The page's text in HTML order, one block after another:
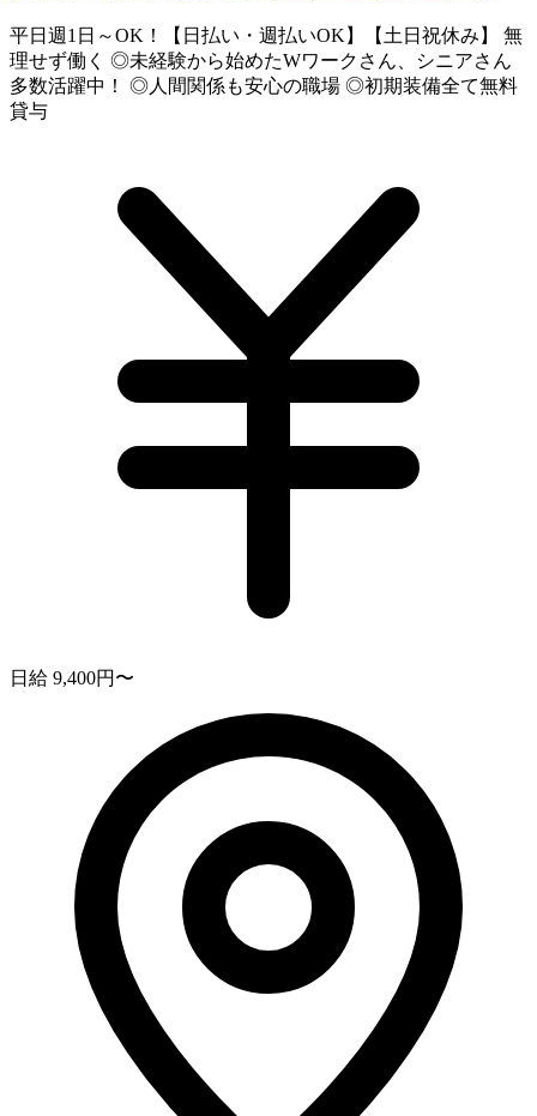
平日週1日～OK！【日払い・週払いOK】【土日祝休み】 無
理せず働く ◎未経験から始めたWワークさん、シニアさん
多数活躍中！ ◎人間関係も安心の職場 ◎初期装備全て無料
貸与
日給 9,400円〜